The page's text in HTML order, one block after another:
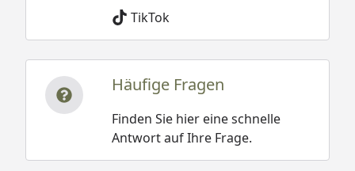
TikTok
Häufige Fragen
Finden Sie hier eine schnelle
Antwort auf Ihre Frage.